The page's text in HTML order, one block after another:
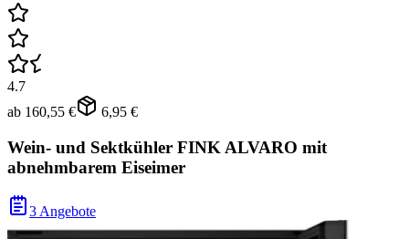
4.7
ab 160,55 € 6,95 €
Wein- und Sektkühler FINK ALVARO mit
abnehmbarem Eiseimer
3 Angebote